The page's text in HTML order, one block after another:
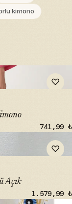
kimono
♡
Kimono
741,99 ₺
♡
Açık Hırka
Açık
1.579,99 ₺